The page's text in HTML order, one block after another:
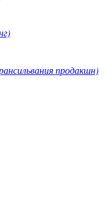
продакшн)